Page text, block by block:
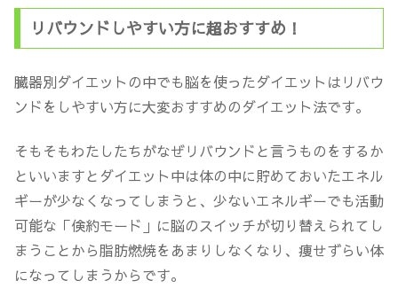
リバウンドしやすい方に超おすすめ！
臓器別ダイエットの中でも脳を使ったダイエットはリバウ
ンドをしやすい方に大変おすすめのダイエット法です。
そもそもわたしたちがなぜリバウンドと言うものをするか
といいますとダイエット中は体の中に貯めておいたエネル
ギーが少なくなってしまうと、少ないエネルギーでも活動
可能な「倹約モード」に脳のスイッチが切り替えられてし
まうことから脂肪燃焼をあまりしなくなり、痩せずらい体
になってしまうからです。